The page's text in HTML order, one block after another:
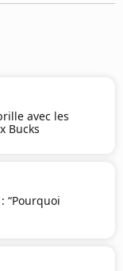
avec les
Bucks
“Pourquoi